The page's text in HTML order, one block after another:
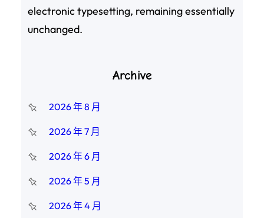
electronic typesetting, remaining essentially
unchanged.
Archive
2026 年 8 月
2026 年 7 月
2026 年 6 月
2026 年 5 月
2026 年 4 月